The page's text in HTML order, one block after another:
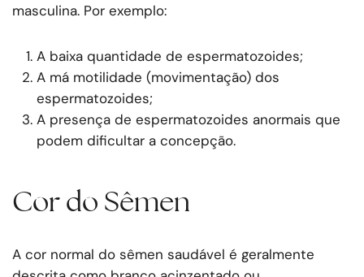
masculina. Por exemplo:
A baixa quantidade de espermatozoides;
A má motilidade (movimentação) dos
espermatozoides;
A presença de espermatozoides anormais que
podem dificultar a concepção.
Cor do Sêmen
A cor normal do sêmen saudável é geralmente